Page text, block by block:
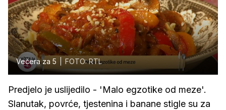
Večera za 5 FOTO: RTL
Predjelo je uslijedilo - 'Malo egzotike od meze'.
Slanutak, povrće, tjestenina i banane stigle su za